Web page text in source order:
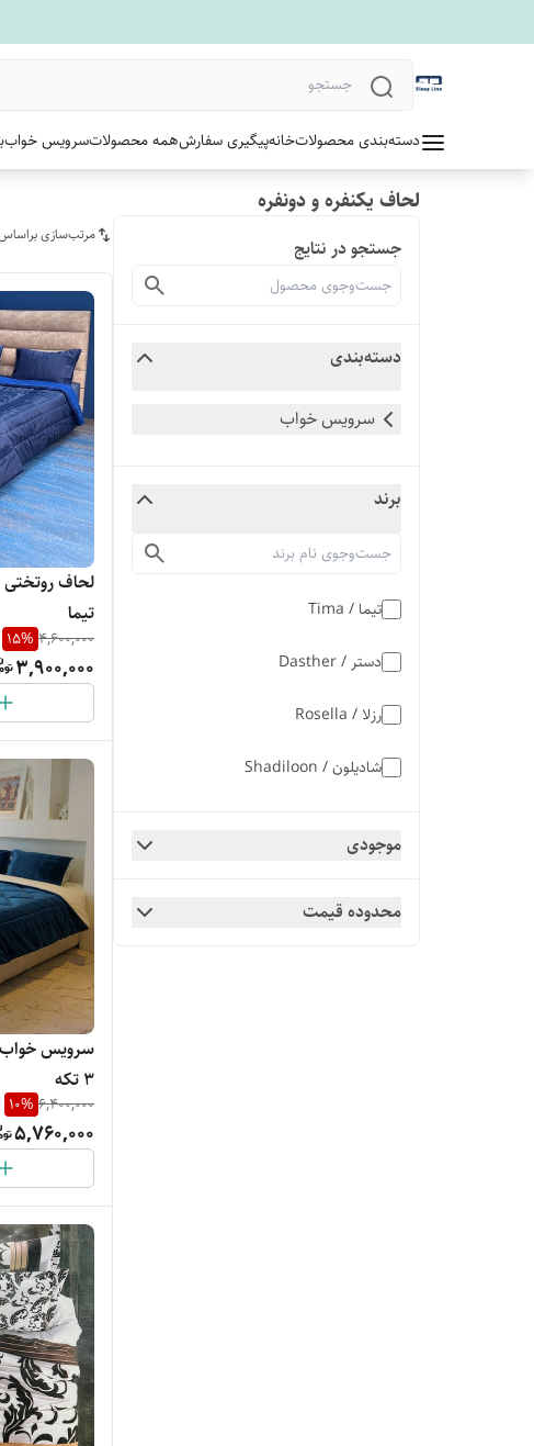
دسته‌بندی محصولاتخانهپیگیری سفارشهمه محصولاتسرویس خواب
لحاف یکنفره و دونفره
جستجو در نتایج
دسته‌بندی
سرویس خواب
برند
تیما / Tima
دستر / Dasther
رزلا / Rosella
شادیلون / Shadiloon
موجودی
محدوده قیمت
مرتب‌سازی
تیما
4,600,000
15%
3,900,000
3 تکه
6,400,000
10%
5,760,000